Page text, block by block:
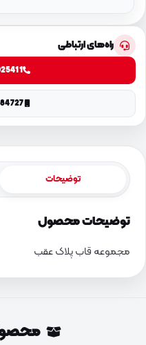
راه‌های ارتباطی
توضیحات
توضیحات محصول
مجموعه قاب پلاک عقب